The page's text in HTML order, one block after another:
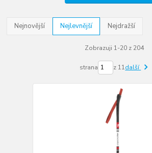
Nejnovější Nejlevnější Nejdražší
Zobrazuji 1-20 z 204
strana z 11další